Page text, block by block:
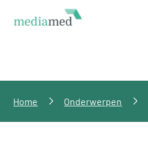
Home Onderwerpen